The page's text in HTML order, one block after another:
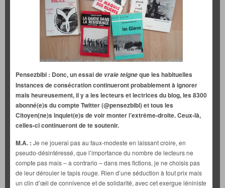
Pensezbibi : Donc, un essai de vraie teigneque les habituelles
Instances de consécration continueront probablement à ignorer
mais heureusement, il y a les lecteurs et lectrices du blog, les 8300
abonné(e)s du compte Twitter (@pensezbibi) et tous les
Citoyen(ne)s inquiet(e)s de voir monter l’extrême-droite. Ceux-là,
celles-ci continueront de te soutenir.
M.A. : Je ne jouerai pas au faux-modeste en laissant croire, en
pseudo-désintéressé, que l’importance du nombre de lecteurs ne
compte pas mais – a contrario – dans mes fictions, je ne choisis pas
de leur dérouler le tapis rouge. Rien d’une séduction à tout prix mais
un clin d’œil de connivence et de solidarité, avec cet exergue léniniste